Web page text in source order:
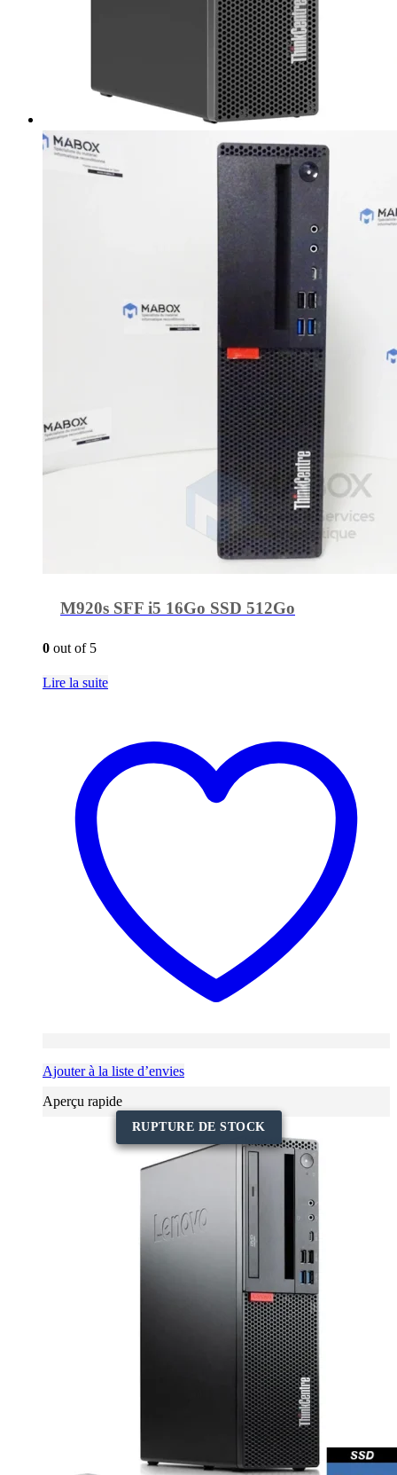
RUPTURE DE STOCK
M920s SFF i5 16Go SSD 512Go
0 out of 5
Lire la suite
Ajouter à la liste d’envies
Aperçu rapide
RUPTURE DE STOCK